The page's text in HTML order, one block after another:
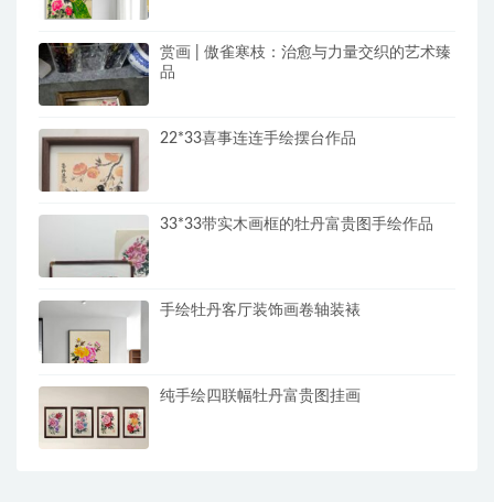
赏画 | 傲雀寒枝：治愈与力量交织的艺术臻
品
22*33喜事连连手绘摆台作品
33*33带实木画框的牡丹富贵图手绘作品
手绘牡丹客厅装饰画卷轴装裱
纯手绘四联幅牡丹富贵图挂画